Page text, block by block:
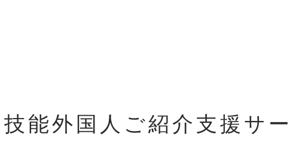
能外国人ご紹介支援サ